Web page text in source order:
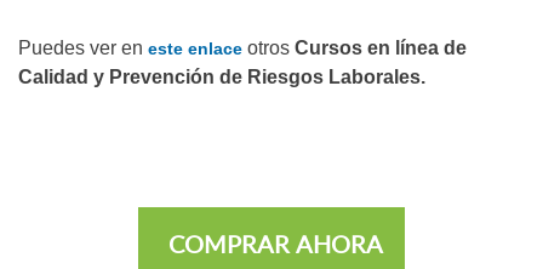
Puedes ver en este enlace otros Cursos en línea de
Calidad y Prevención de Riesgos Laborales.
COMPRAR AHORA